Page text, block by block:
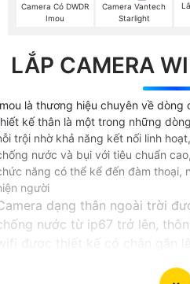
Camera Có DWDR
Imou
Camera Vantech
Starlight
LẮP CAMERA
là thương hiệu chuyên về dòng
kế thân là một trong những
trội nhờ khả năng kết nối linh
nước và bụi với tiêu chuẩn
năng có thể kể đến đàm thoại,
người
dạng thân ngoài trời
nước từ ip67 trở lên,
được thiết kế có chân gắn
giống với các dòng sản